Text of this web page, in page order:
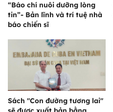
“Báo chí nuôi dưỡng lòng
tin”- Bản lĩnh và trí tuệ nhà
báo chiến sĩ
Sách "Con đường tương lai"